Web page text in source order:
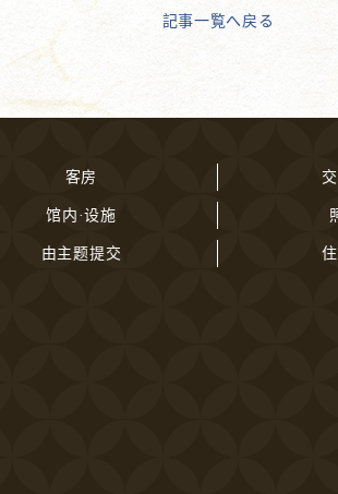
記事一覧へ戻る
客房
馆内·设施
由主题提交